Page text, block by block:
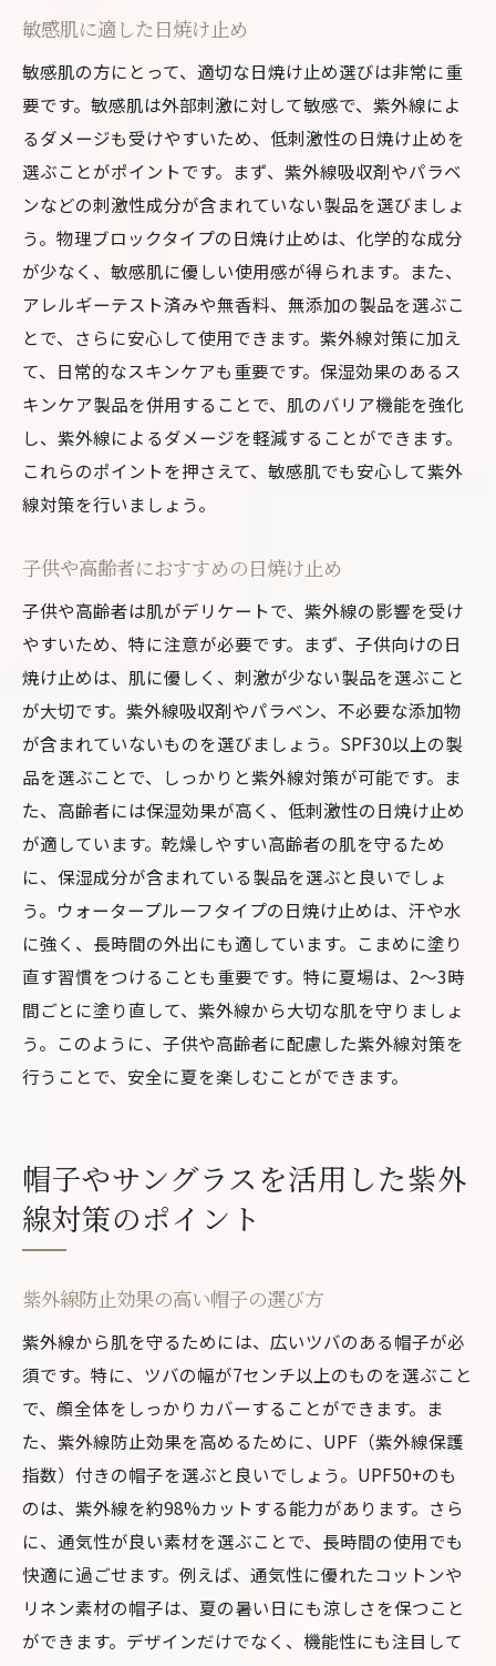
敏感肌に適した日焼け止め
敏感肌の方にとって、適切な日焼け止め選びは非常に重
要です。敏感肌は外部刺激に対して敏感で、紫外線によ
るダメージも受けやすいため、低刺激性の日焼け止めを
選ぶことがポイントです。まず、紫外線吸収剤やパラベ
ンなどの刺激性成分が含まれていない製品を選びましょ
う。物理ブロックタイプの日焼け止めは、化学的な成分
が少なく、敏感肌に優しい使用感が得られます。また、
アレルギーテスト済みや無香料、無添加の製品を選ぶこ
とで、さらに安心して使用できます。紫外線対策に加え
て、日常的なスキンケアも重要です。保湿効果のあるス
キンケア製品を併用することで、肌のバリア機能を強化
し、紫外線によるダメージを軽減することができます。
これらのポイントを押さえて、敏感肌でも安心して紫外
線対策を行いましょう。
子供や高齢者におすすめの日焼け止め
子供や高齢者は肌がデリケートで、紫外線の影響を受け
やすいため、特に注意が必要です。まず、子供向けの日
焼け止めは、肌に優しく、刺激が少ない製品を選ぶこと
が大切です。紫外線吸収剤やパラベン、不必要な添加物
が含まれていないものを選びましょう。SPF30以上の製
品を選ぶことで、しっかりと紫外線対策が可能です。ま
た、高齢者には保湿効果が高く、低刺激性の日焼け止め
が適しています。乾燥しやすい高齢者の肌を守るため
に、保湿成分が含まれている製品を選ぶと良いでしょ
う。ウォータープルーフタイプの日焼け止めは、汗や水
に強く、長時間の外出にも適しています。こまめに塗り
直す習慣をつけることも重要です。特に夏場は、2～3時
間ごとに塗り直して、紫外線から大切な肌を守りましょ
う。このように、子供や高齢者に配慮した紫外線対策を
行うことで、安全に夏を楽しむことができます。
帽子やサングラスを活用した紫外
線対策のポイント
紫外線防止効果の高い帽子の選び方
紫外線から肌を守るためには、広いツバのある帽子が必
須です。特に、ツバの幅が7センチ以上のものを選ぶこと
で、顔全体をしっかりカバーすることができます。ま
た、紫外線防止効果を高めるために、UPF（紫外線保護
指数）付きの帽子を選ぶと良いでしょう。UPF50+のも
のは、紫外線を約98%カットする能力があります。さら
に、通気性が良い素材を選ぶことで、長時間の使用でも
快適に過ごせます。例えば、通気性に優れたコットンや
リネン素材の帽子は、夏の暑い日にも涼しさを保つこと
ができます。デザインだけでなく、機能性にも注目して